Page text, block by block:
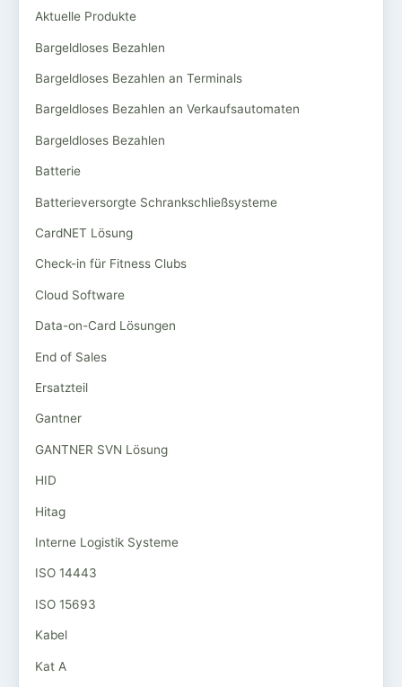
Aktuelle Produkte
Bargeldloses Bezahlen
Bargeldloses Bezahlen an Terminals
Bargeldloses Bezahlen an Verkaufsautomaten
Bargeldloses Bezahlen
Batterie
Batterieversorgte Schrankschließsysteme
CardNET Lösung
Check-in für Fitness Clubs
Cloud Software
Data-on-Card Lösungen
End of Sales
Ersatzteil
Gantner
GANTNER SVN Lösung
HID
Hitag
Interne Logistik Systeme
ISO 14443
ISO 15693
Kabel
Kat A